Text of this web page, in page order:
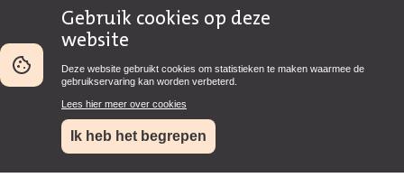
Gebruik cookies op deze
website
Deze website gebruikt cookies om statistieken te maken waarmee de
gebruikservaring kan worden verbeterd.
Lees hier meer over cookies
Ik heb het begrepen